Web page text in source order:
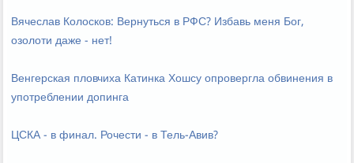
Вячеслав Колосков: Вернуться в РФС? Избавь меня Бог,
озолоти даже - нет!
Венгерская пловчиха Катинка Хошсу опровергла обвинения в
употреблении допинга
ЦСКА - в финал. Рочести - в Тель-Авив?